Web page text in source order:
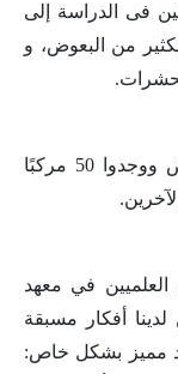
فى الدراسة إلى
من البعوض، و
وقام العلماء بفحص جلد مغناطيس البعوض ووجدوا 50 مركبًا
في معهد
أفكار مسبقة
مميز بشكل خاص: